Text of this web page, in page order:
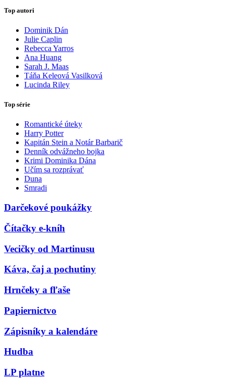
Top autori
Dominik Dán
Julie Caplin
Rebecca Yarros
Ana Huang
Sarah J. Maas
Táňa Keleová Vasilková
Lucinda Riley
Top série
Romantické úteky
Harry Potter
Kapitán Stein a Notár Barbarič
Denník odvážneho bojka
Krimi Dominika Dána
Učím sa rozprávať
Duna
Smradi
Darčekové poukážky
Čítačky e-kníh
Vecičky od Martinusu
Káva, čaj a pochutiny
Hrnčeky a fľaše
Papiernictvo
Zápisníky a kalendáre
Hudba
LP platne